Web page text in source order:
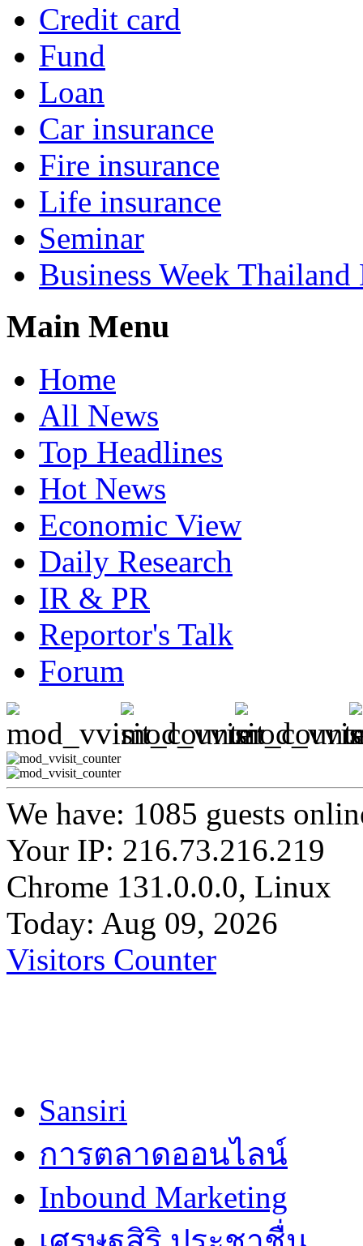
Credit card
Fund
Loan
Car insurance
Fire insurance
Life insurance
Seminar
Business Week Thailand
Main Menu
Home
All News
Top Headlines
Hot News
Economic View
Daily Research
IR & PR
Reportor's Talk
Forum
We have: 1085 guests
Your IP: 216.73.216.219
Chrome 131.0.0.0, Linux
Today: Aug 09, 2026
Visitors Counter
Sansiri
การตลาดออนไลน์
Inbound Marketing